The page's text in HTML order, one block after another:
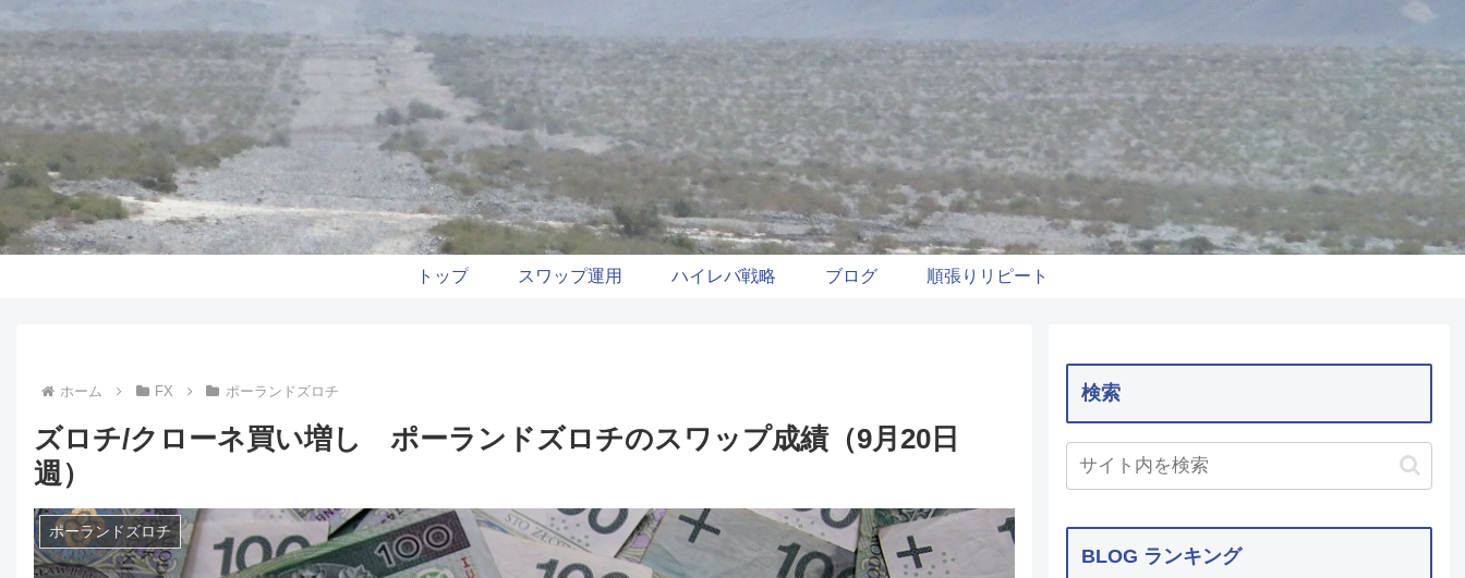
トップ スワップ運用 ハイレバ戦略 ブログ 順張りリピート
ホーム FX ポーランドズロチ
ズロチ/クローネ買い増し ポーランドズロチのスワップ成績（9月20日
週）
ポーランドズロチ
検索
BLOG ランキング